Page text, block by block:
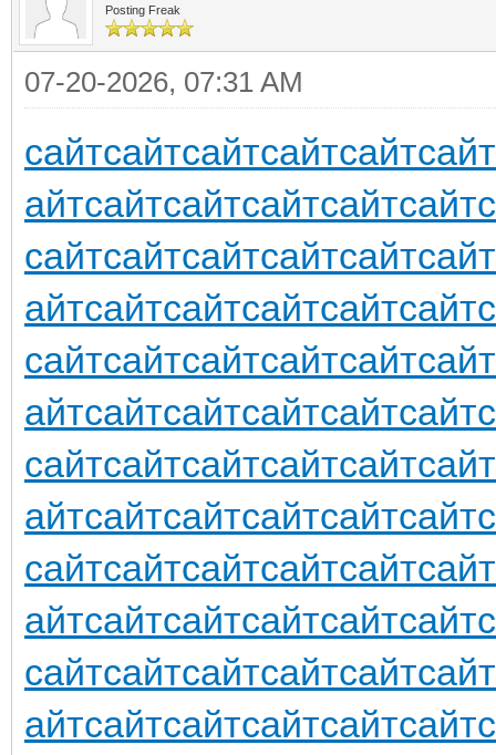
Posting Freak
07-20-2026, 07:31 AM
сайтсайтсайтсайтсайтсайт
айтсайтсайтсайтсайтсайт
сайтсайтсайтсайтсайтсайт
айтсайтсайтсайтсайтсайт
сайтсайтсайтсайтсайтсайт
айтсайтсайтсайтсайтсайт
сайтсайтсайтсайтсайтсайт
айтсайтсайтсайтсайтсайт
сайтсайтсайтсайтсайтсайт
айтсайтсайтсайтсайтсайт
сайтсайтсайтсайтсайтсайт
айтсайтсайтсайтсайтсайт